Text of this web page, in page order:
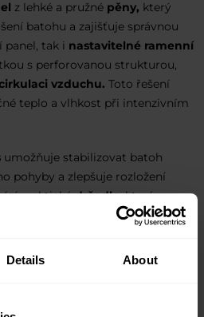
Details About
z lehké a pružné pěny, který
batohu a zajišťuje správnou
panel, tak i nastavitelné ramenní
s perforovanou strukturou,
vzduchu. Toto řešení
teplo a vlhkost při intenzivním
umožňuje stabilizovat batoh
pohyby a zlepšuje rozložení
praktickédržadlo, které
batohu v ruce nebo jeho